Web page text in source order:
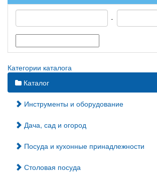
-
Категории каталога
Каталог
Инструменты и оборудование
Дача, сад и огород
Посуда и кухонные принадлежности
Столовая посуда